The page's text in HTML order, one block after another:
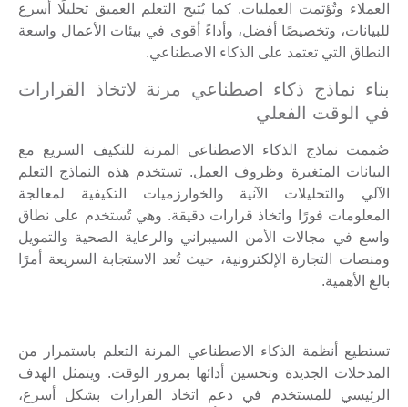
العملاء وتُؤتمت العمليات. كما يُتيح التعلم العميق تحليلًا أسرع
للبيانات، وتخصيصًا أفضل، وأداءً أقوى في بيئات الأعمال واسعة
النطاق التي تعتمد على الذكاء الاصطناعي.
بناء نماذج ذكاء اصطناعي مرنة لاتخاذ القرارات
في الوقت الفعلي
صُممت نماذج الذكاء الاصطناعي المرنة للتكيف السريع مع
البيانات المتغيرة وظروف العمل. تستخدم هذه النماذج التعلم
الآلي والتحليلات الآنية والخوارزميات التكيفية لمعالجة
المعلومات فورًا واتخاذ قرارات دقيقة. وهي تُستخدم على نطاق
واسع في مجالات الأمن السيبراني والرعاية الصحية والتمويل
ومنصات التجارة الإلكترونية، حيث تُعد الاستجابة السريعة أمرًا
بالغ الأهمية.
تستطيع أنظمة الذكاء الاصطناعي المرنة التعلم باستمرار من
المدخلات الجديدة وتحسين أدائها بمرور الوقت. ويتمثل الهدف
الرئيسي للمستخدم في دعم اتخاذ القرارات بشكل أسرع،